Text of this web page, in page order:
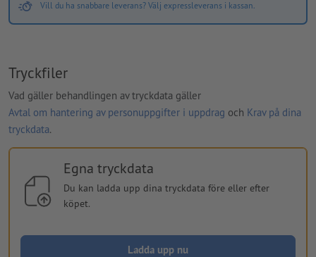
Vill du ha snabbare leverans? Välj expressleverans i kassan.
Tryckfiler
Vad gäller behandlingen av tryckdata gäller
Avtal om hantering av personuppgifter i uppdrag och Krav på dina
tryckdata.
Egna tryckdata
Du kan ladda upp dina tryckdata före eller efter
köpet.
Ladda upp nu